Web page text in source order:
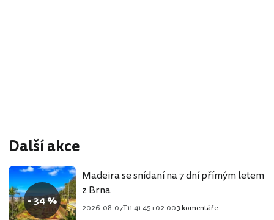
Další akce
- 34 %
Madeira se snídaní na 7 dní přímým letem
z Brna
2026-08-07T11:41:45+02:003 komentáře